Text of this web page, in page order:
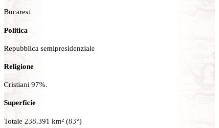
Bucarest
Politica
Repubblica semipresidenziale
Religione
Cristiani 97%.
Superficie
Totale 238.391 km² (83°)